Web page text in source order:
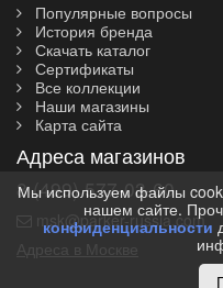
Популярные вопросы
История бренда
Скачать каталог
Сертификаты
Все коллекции
Наши магазины
Карта сайта
Адреса магазинов
8 (499) 577-03-60
msk@parker-russia.com
Мы используем файлы
нашем сайте.
конфиденциальности